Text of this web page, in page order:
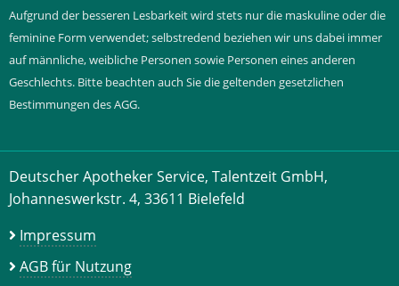
Aufgrund der besseren Lesbarkeit wird stets nur die maskuline oder die
feminine Form verwendet; selbstredend beziehen wir uns dabei immer
auf männliche, weibliche Personen sowie Personen eines anderen
Geschlechts. Bitte beachten auch Sie die geltenden gesetzlichen
Bestimmungen des AGG.
Deutscher Apotheker Service, Talentzeit GmbH,
Johanneswerkstr. 4, 33611 Bielefeld
Impressum
AGB für Nutzung